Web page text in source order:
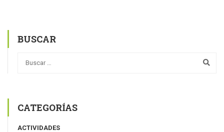
BUSCAR
CATEGORÍAS
ACTIVIDADES